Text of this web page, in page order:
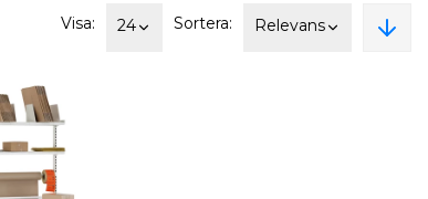
Visa: 24 Sortera: Relevans